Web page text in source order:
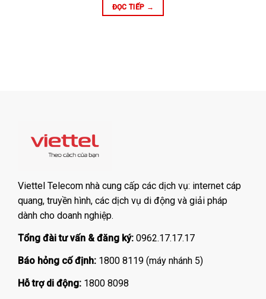
ĐỌC TIẾP →
Viettel Telecom nhà cung cấp các dịch vụ: internet cáp
quang, truyền hình, các dịch vụ di động và giải pháp
dành cho doanh nghiệp.
Tổng đài tư vấn & đăng ký: 0962.17.17.17
Báo hỏng cố định: 1800 8119 (máy nhánh 5)
Hỗ trợ di động: 1800 8098